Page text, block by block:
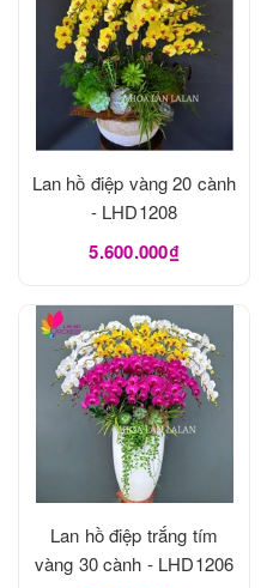
Lan hồ điệp vàng 20 cành
- LHD1208
5.600.000₫
Lan hồ điệp trắng tím
vàng 30 cành - LHD1206